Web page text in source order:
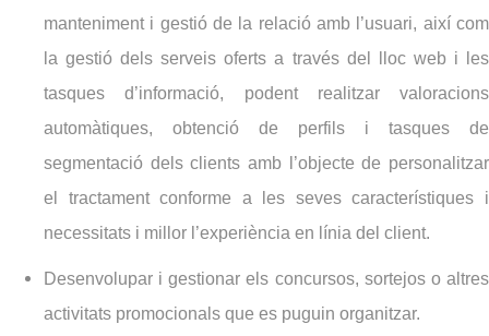
manteniment i gestió de la relació amb l’usuari, així com
la gestió dels serveis oferts a través del lloc web i les
tasques d’informació, podent realitzar valoracions
automàtiques, obtenció de perfils i tasques de
segmentació dels clients amb l’objecte de personalitzar
el tractament conforme a les seves característiques i
necessitats i millor l’experiència en línia del client.
Desenvolupar i gestionar els concursos, sortejos o altres
activitats promocionals que es puguin organitzar.